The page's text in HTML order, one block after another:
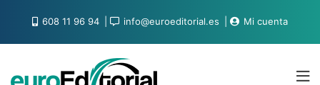
608 11 96 94 info@euroeditorial.es Mi cuenta